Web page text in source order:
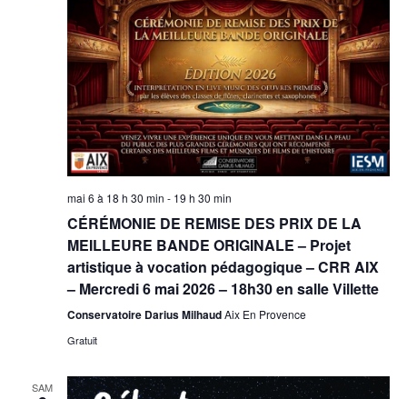
mai 6 à 18 h 30 min - 19 h 30 min
CÉRÉMONIE DE REMISE DES PRIX DE LA
MEILLEURE BANDE ORIGINALE – Projet
artistique à vocation pédagogique – CRR AIX
– Mercredi 6 mai 2026 – 18h30 en salle Villette
Conservatoire Darius MilhaudAix En Provence
Gratuit
SAM